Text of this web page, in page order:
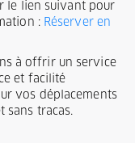
le lien suivant pour
: Réserver en
à offrir un service
et facilité
vos déplacements
sans tracas.